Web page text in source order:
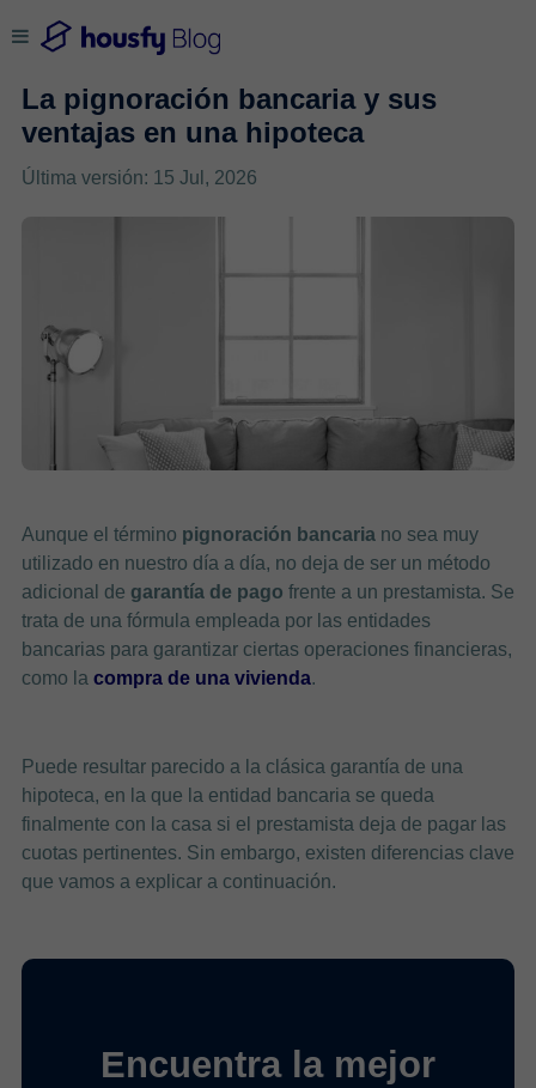
La pignoración bancaria y sus
ventajas en una hipoteca
Última versión: 15 Jul, 2026
Aunque el término pignoración bancariano sea muy
utilizado en nuestro día a día, no deja de ser un método
adicional de garantía de pago frente a un prestamista. Se
trata de una fórmula empleada por las entidades
bancarias para garantizar ciertas operaciones financieras,
como la compra de una vivienda.
Puede resultar parecido a la clásica garantía de una
hipoteca, en la que la entidad bancaria se queda
finalmente con la casa si el prestamista deja de pagar las
cuotas pertinentes. Sin embargo, existen diferencias clave
que vamos a explicar a continuación.
Encuentra la mejor